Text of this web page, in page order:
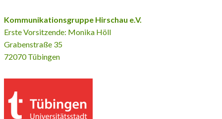
Kommunikationsgruppe Hirschau e.V.
Erste Vorsitzende: Monika Höll
Grabenstraße 35
72070 Tübingen